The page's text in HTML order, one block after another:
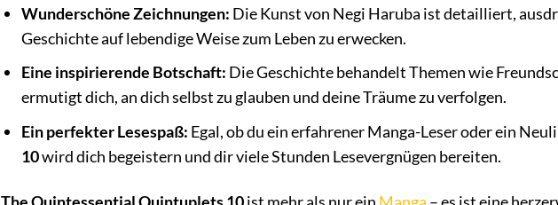
Wunderschöne Zeichnungen: Die Kunst von Negi Haruba ist detailliert,
Geschichte auf lebendige Weise zum Leben zu erwecken.
Eine inspirierende Botschaft: Die Geschichte behandelt Themen wie
ermutigt dich, an dich selbst zu glauben und deine Träume zu verfolgen.
Ein perfekter Lesespaß: Egal, ob du ein erfahrener Manga-Leser oder ein
10wird dich begeistern und dir viele Stunden Lesevergnügen bereiten.